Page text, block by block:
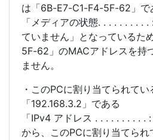
は「6B-E7-C1-F4-5F-62」で
「メディアの状態. . . . . . . . .
ていません」となっているた
5F-62」のMACアドレスを持
ません。
・このPCに割り当てられて
「192.168.3.2」である
「IPv4 アドレス . . . . . . . . . .
から、このPCに割り当てられ